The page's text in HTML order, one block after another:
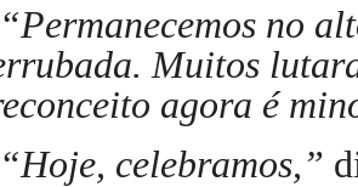
no
Muitos
agora é
celebramos,”